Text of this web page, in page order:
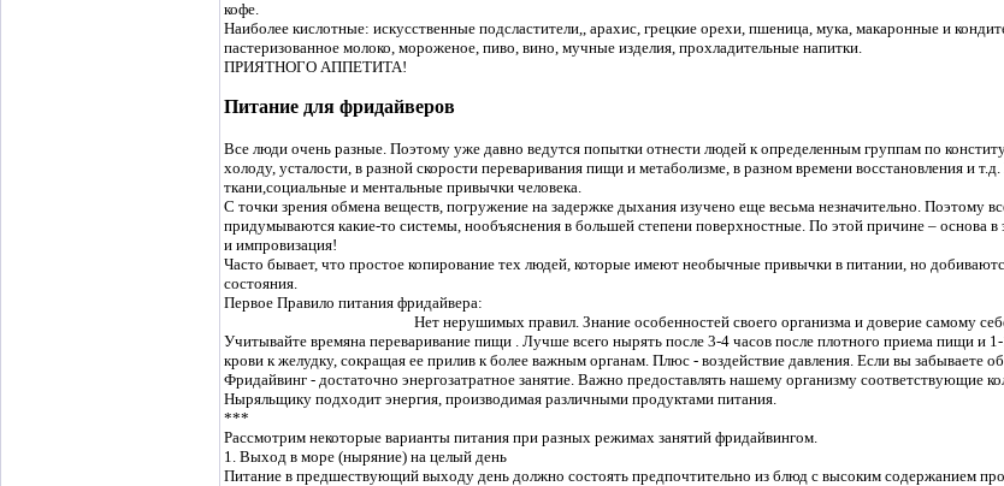
кофе.
Наиболее кислотные: искусственные подсластители,, арахис, грецкие орехи, пшеница, мука, макаронные и
пастеризованное молоко, мороженое, пиво, вино, мучные изделия, прохладительные напитки.
ПРИЯТНОГО АППЕТИТА!
Питание для фридайверов
Все люди очень разные. Поэтому уже давно ведутся попытки отнести людей к определенным группам по
холоду, усталости, в разной скорости переваривания пищи и метаболизме, в разном времени восстановления и
ткани,социальные и ментальные привычки человека.
С точки зрения обмена веществ, погружение на задержке дыхания изучено еще весьма незначительно. Поэтому
придумываются какие-то системы, нообъяснения в большей степени поверхностные. По этой причине –
и импровизация!
Часто бывает, что простое копирование тех людей, которые имеют необычные привычки в питании, но
состояния.
Первое Правило питания фридайвера:
Нет нерушимых правил. Знание особенностей своего организма и доверие самому
Учитывайте времяна переваривание пищи . Лучше всего нырять после 3-4 часов после плотного приема пищи и
крови к желудку, сокращая ее прилив к более важным органам. Плюс - воздействие давления. Если вы забываете
Фридайвинг - достаточно энергозатратное занятие. Важно предоставлять нашему организму соответствующие
Ныряльщику подходит энергия, производимая различными продуктами питания.
***
Рассмотрим некоторые варианты питания при разных режимах занятий фридайвингом.
1. Выход в море (ныряние) на целый день
Питание в предшествующий выходу день должно состоять предпочтительно из блюд с высоким содержанием